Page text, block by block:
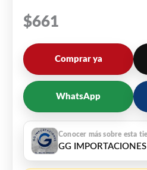
$661
Comprar ya
WhatsApp
GG IMPORTACIONES